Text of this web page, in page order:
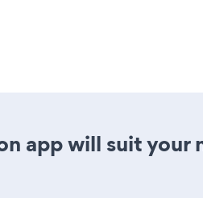
app will suit your